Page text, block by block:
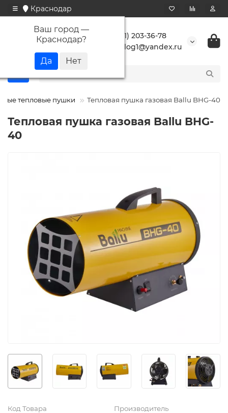
Краснодар
Ваш город —
Краснодар?
+7 (861) 203-36-78
buranlog1@yandex.ru
тепловые пушки Тепловая пушка газовая Ballu BHG-40
Тепловая пушка газовая Ballu BHG-
40
Код Товара Производитель